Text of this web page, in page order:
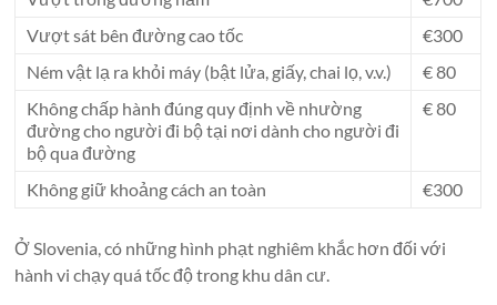
Vượt sát bên đường cao tốc
€300
Ném vật lạ ra khỏi máy (bật lửa, giấy, chai lọ, v.v.)
€ 80
Không chấp hành đúng quy định về nhường
đường cho người đi bộ tại nơi dành cho người đi
bộ qua đường
€ 80
Không giữ khoảng cách an toàn €300
Ở Slovenia, có những hình phạt nghiêm khắc hơn đối với
hành vi chạy quá tốc độ trong khu dân cư.